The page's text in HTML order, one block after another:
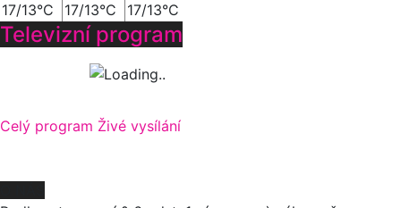
17/13°C
17/13°C 17/13°C
Televizní program
Celý program Živé vysílání